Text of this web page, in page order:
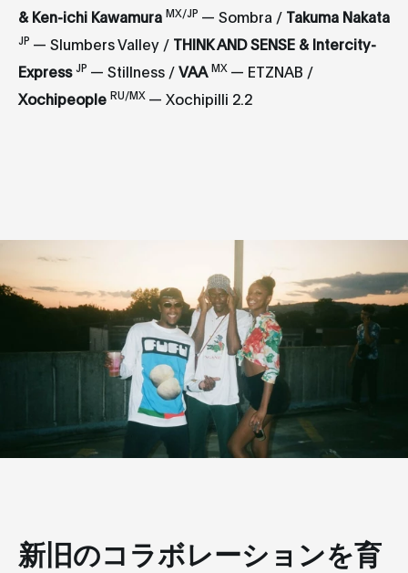
& Ken-ichi Kawamura MX/JP — Sombra / Takuma Nakata
JP — Slumbers Valley / THINK AND SENSE & Intercity-
Express JP — Stillness /VAA MX — ETZNAB /
Xochipeople RU/MX — Xochipilli 2.2
新旧のコラボレーションを育